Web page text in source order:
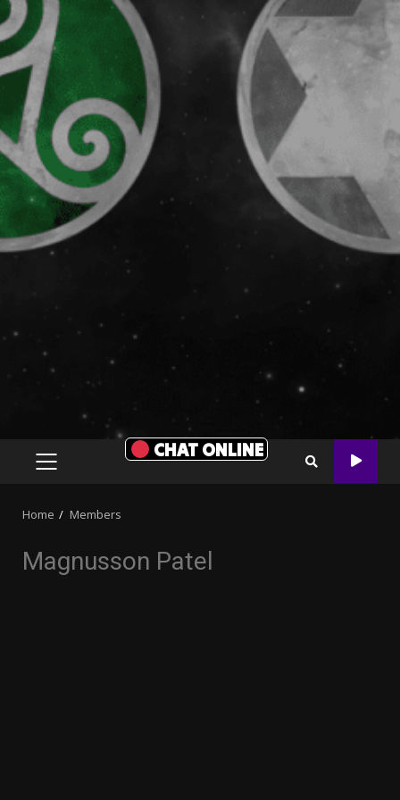
CHAT ONLINE
PRIMARY
Home Members
Magnusson Patel